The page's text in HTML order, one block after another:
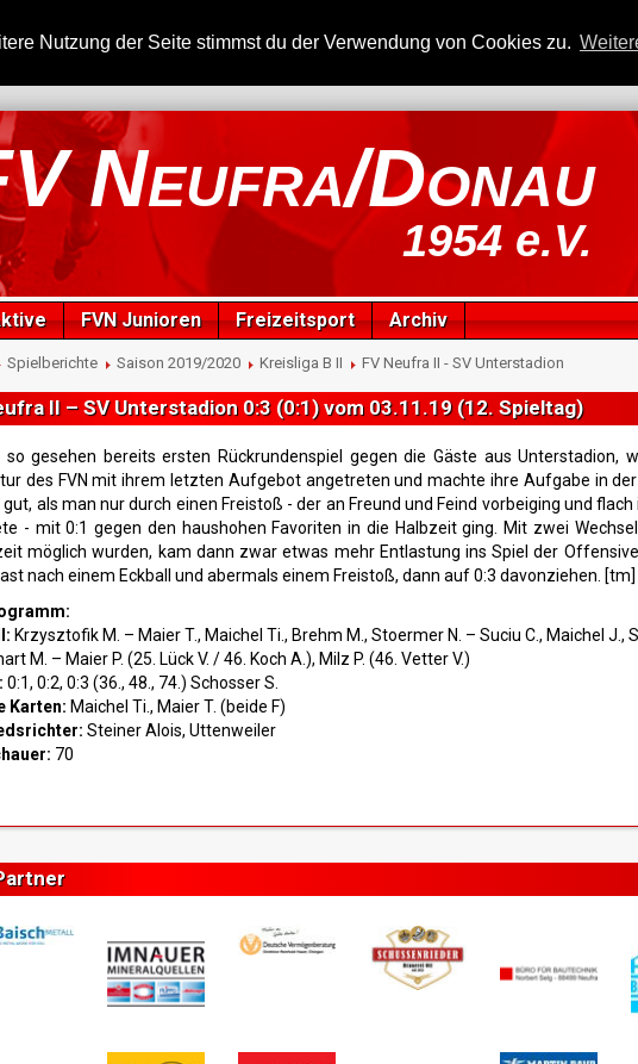
Nutzung der Seite stimmst du der Verwendung von Cookies zu.
Neufra/Donau
1954 e.V.
FVN Junioren Freizeitsport Archiv
Spielberichte Saison 2019/2020 Kreisliga B II FV Neufra II - SV Unterstadion
II – SV Unterstadion 0:3 (0:1) vom 03.11.19 (12. Spieltag)
so gesehen bereits ersten Rückrundenspiel gegen die Gäste aus Unterstadion,
des FVN mit ihrem letzten Aufgebot angetreten und machte ihre Aufgabe in
als man nur durch einen Freistoß - der an Freund und Feind vorbeiging und flach
- mit 0:1 gegen den haushohen Favoriten in die Halbzeit ging. Mit zwei
möglich wurden, kam dann zwar etwas mehr Entlastung ins Spiel der
nach einem Eckball und abermals einem Freistoß, dann auf 0:3 davonziehen. [tm]
Krzysztofik M. – Maier T., Maichel Ti., Brehm M., Stoermer N. – Suciu C., Maichel J.,
M. – Maier P. (25. Lück V. / 46. Koch A.), Milz P. (46. Vetter V.)
0:1, 0:2, 0:3 (36., 48., 74.) Schosser S.
Karten: Maichel Ti., Maier T. (beide F)
Steiner Alois, Uttenweiler
70